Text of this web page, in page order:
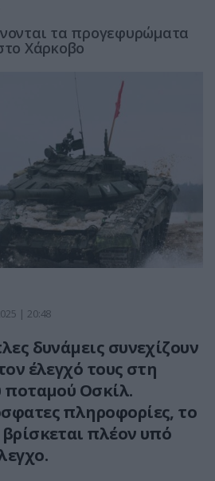
τα προγεφυρώματα
Χάρκοβο
| 20:48
δυνάμεις συνεχίζουν
έλεγχό τους στη
ποταμού Οσκίλ.
πληροφορίες, το
πλέον υπό